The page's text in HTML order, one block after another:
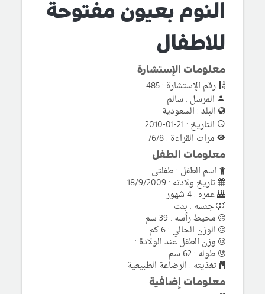
النوم بعيون مفتوحة
للاطفال
معلومات الإستشارة
رقم الإستشارة : 485
المرسل : سالم
البلد : السعودية
التاريخ : 21-01-2010
مرات القراءة : 7678
معلومات الطفل
اسم الطفل : طفلتى
تاريخ ولادته : 18/9/2009
عمره : 4 شهور
جنسه : بنت
محيط رأسه : 39 سم
الوزن الحالي : 6 كم
وزن الطفل عند الولادة :
طوله : 62 سم
تغذيته : الرضاعة الطبيعية
معلومات إضافية